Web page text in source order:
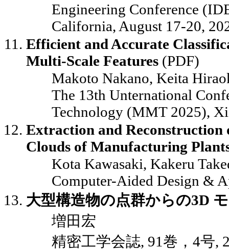
Engineering Conference
California, August 17-20,
Efficient and Accurate
Multi-Scale Features (PDF)
Makoto Nakano, Keita
The 13th Unternational
Technology (MMT 2025),
Extraction and
Clouds of Manufacturing
Kota Kawasaki, Kakeru
Computer-Aided Design &
大型構造物の点群からの3D
増田宏
精密工学会誌, 91巻，4号,